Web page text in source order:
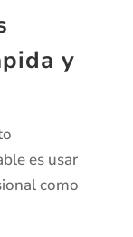
y
es usar
como